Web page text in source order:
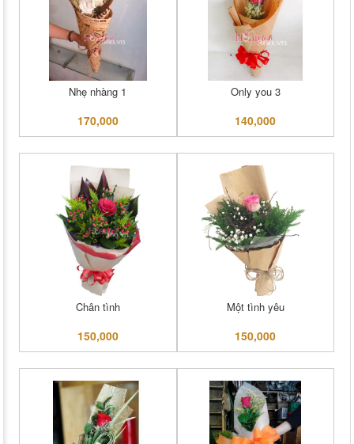
Nhẹ nhàng 1
170,000
Only you 3
140,000
Chân tình
150,000
Một tình yêu
150,000